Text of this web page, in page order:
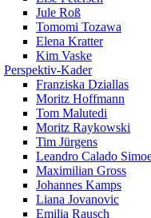
Jule Roß
Tomomi Tozawa
Elena Kratter
Kim Vaske
Perspektiv-Kader
Franziska Dziallas
Moritz Hoffmann
Tom Malutedi
Moritz Raykowski
Tim Jürgens
Leandro Calado
Maximilian Gross
Johannes Kamps
Liana Jovanovic
Emilia Rausch